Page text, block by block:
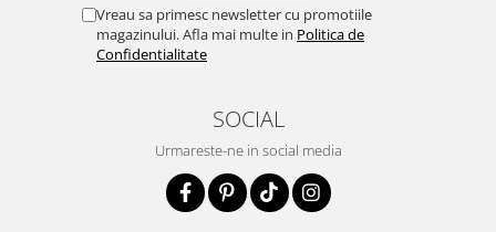
Vreau sa primesc newsletter cu promotiile
magazinului. Afla mai multe in Politica de
Confidentialitate
SOCIAL
Urmareste-ne in social media